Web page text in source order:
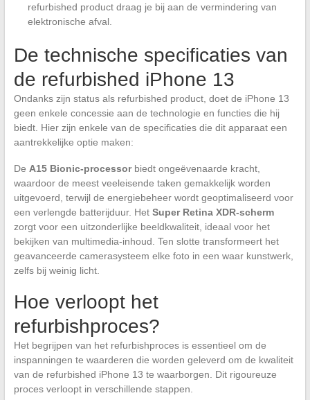
refurbished product draag je bij aan de vermindering van
elektronische afval.
De technische specificaties van
de refurbished iPhone 13
Ondanks zijn status als refurbished product, doet de iPhone 13
geen enkele concessie aan de technologie en functies die hij
biedt. Hier zijn enkele van de specificaties die dit apparaat een
aantrekkelijke optie maken:
De A15 Bionic-processorbiedt ongeëvenaarde kracht,
waardoor de meest veeleisende taken gemakkelijk worden
uitgevoerd, terwijl de energiebeheer wordt geoptimaliseerd voor
een verlengde batterijduur. Het Super Retina XDR-scherm
zorgt voor een uitzonderlijke beeldkwaliteit, ideaal voor het
bekijken van multimedia-inhoud. Ten slotte transformeert het
geavanceerde camerasysteem elke foto in een waar kunstwerk,
zelfs bij weinig licht.
Hoe verloopt het
refurbishproces?
Het begrijpen van het refurbishproces is essentieel om de
inspanningen te waarderen die worden geleverd om de kwaliteit
van de refurbished iPhone 13 te waarborgen. Dit rigoureuze
proces verloopt in verschillende stappen.